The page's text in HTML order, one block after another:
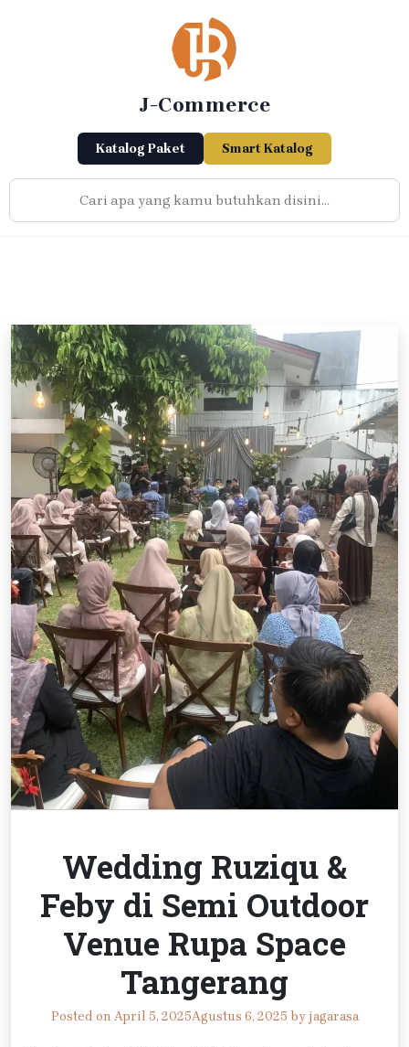
J-Commerce
Katalog Paket Smart Katalog
Wedding Ruziqu &
Feby di Semi Outdoor
Venue Rupa Space
Tangerang
Posted on April 5, 2025Agustus 6, 2025 by jagarasa